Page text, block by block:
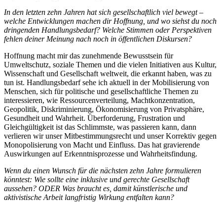
In den letzten zehn Jahren hat sich gesellschaftlich viel bewegt –
welche Entwicklungen machen dir Hoffnung, und wo siehst du noch
dringenden Handlungsbedarf? Welche Stimmen oder Perspektiven
fehlen deiner Meinung nach noch in öffentlichen Diskursen?
Hoffnung macht mir das zunehmende Bewusstsein für
Umweltschutz, soziale Themen und die vielen Initiativen aus Kultur,
Wissenschaft und Gesellschaft weltweit, die erkannt haben, was zu
tun ist. Handlungsbedarf sehe ich aktuell in der Mobilisierung von
Menschen, sich für politische und gesellschaftliche Themen zu
interessieren, wie Ressourcenverteilung, Machtkonzentration,
Geopolitik, Diskriminierung, Ökonomisierung von Privatsphäre,
Gesundheit und Wahrheit. Überforderung, Frustration und
Gleichgültigkeit ist das Schlimmste, was passieren kann, dann
verlieren wir unser Mitbestimmungsrecht und unser Korrektiv gegen
Monopolisierung von Macht und Einfluss. Das hat gravierende
Auswirkungen auf Erkenntnisprozesse und Wahrheitsfindung.
Wenn du einen Wunsch für die nächsten zehn Jahre formulieren
könntest: Wie sollte eine inklusive und gerechte Gesellschaft
aussehen? ODER Was braucht es, damit künstlerische und
aktivistische Arbeit langfristig Wirkung entfalten kann?